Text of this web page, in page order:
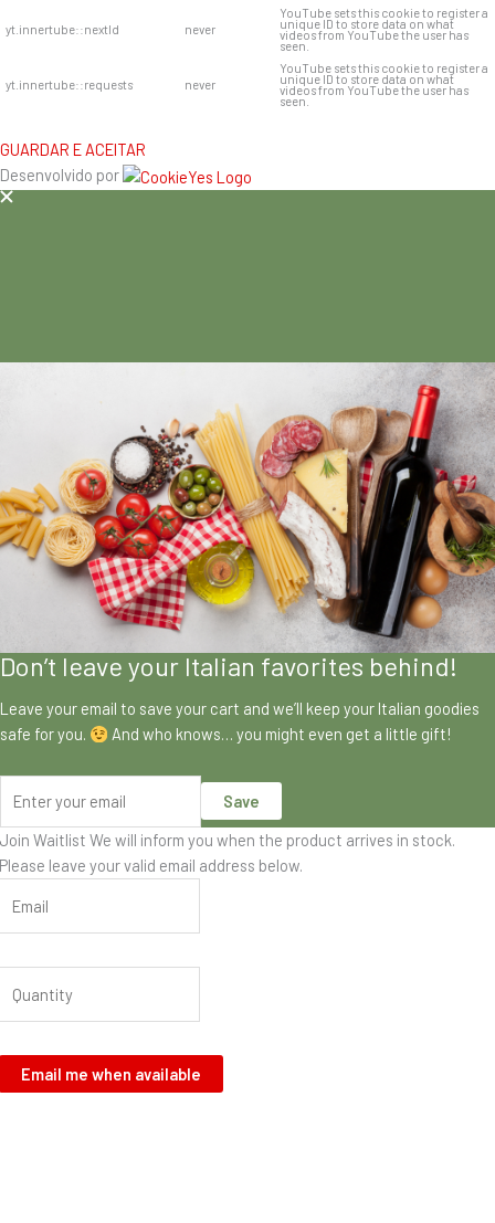
yt.innertube::nextId never
YouTube sets this cookie to register a
unique ID to store data on what
videos from YouTube the user has
seen.
yt.innertube::requests never
YouTube sets this cookie to register a
unique ID to store data on what
videos from YouTube the user has
seen.
GUARDAR E ACEITAR
Desenvolvido por
Don’t leave your Italian favorites behind!
Leave your email to save your cart and we’ll keep your Italian goodies
safe for you.
And who knows… you might even get a little gift!
Save
Join Waitlist We will inform you when the product arrives in stock.
Please leave your valid email address below.
Email me when available